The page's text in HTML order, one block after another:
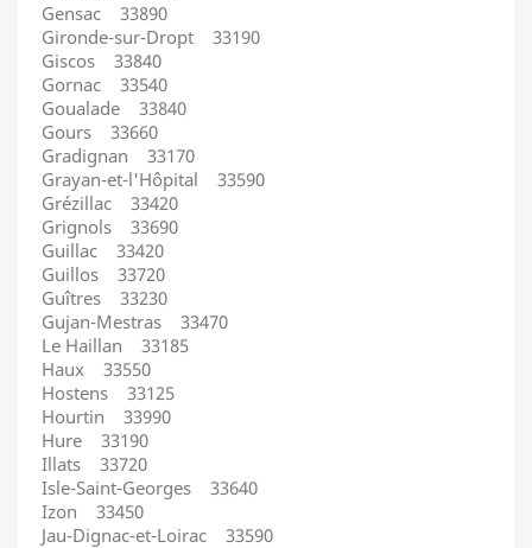
Gensac 33890
Gironde-sur-Dropt 33190
Giscos 33840
Gornac 33540
Goualade 33840
Gours 33660
Gradignan 33170
Grayan-et-l'Hôpital 33590
Grézillac 33420
Grignols 33690
Guillac 33420
Guillos 33720
Guîtres 33230
Gujan-Mestras 33470
Le Haillan 33185
Haux 33550
Hostens 33125
Hourtin 33990
Hure 33190
Illats 33720
Isle-Saint-Georges 33640
Izon 33450
Jau-Dignac-et-Loirac 33590